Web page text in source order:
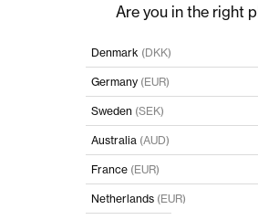
Are you in the right
Denmark (DKK)
Germany (EUR)
Sweden (SEK)
Australia (AUD)
France (EUR)
Netherlands (EUR)
PRODUKTER